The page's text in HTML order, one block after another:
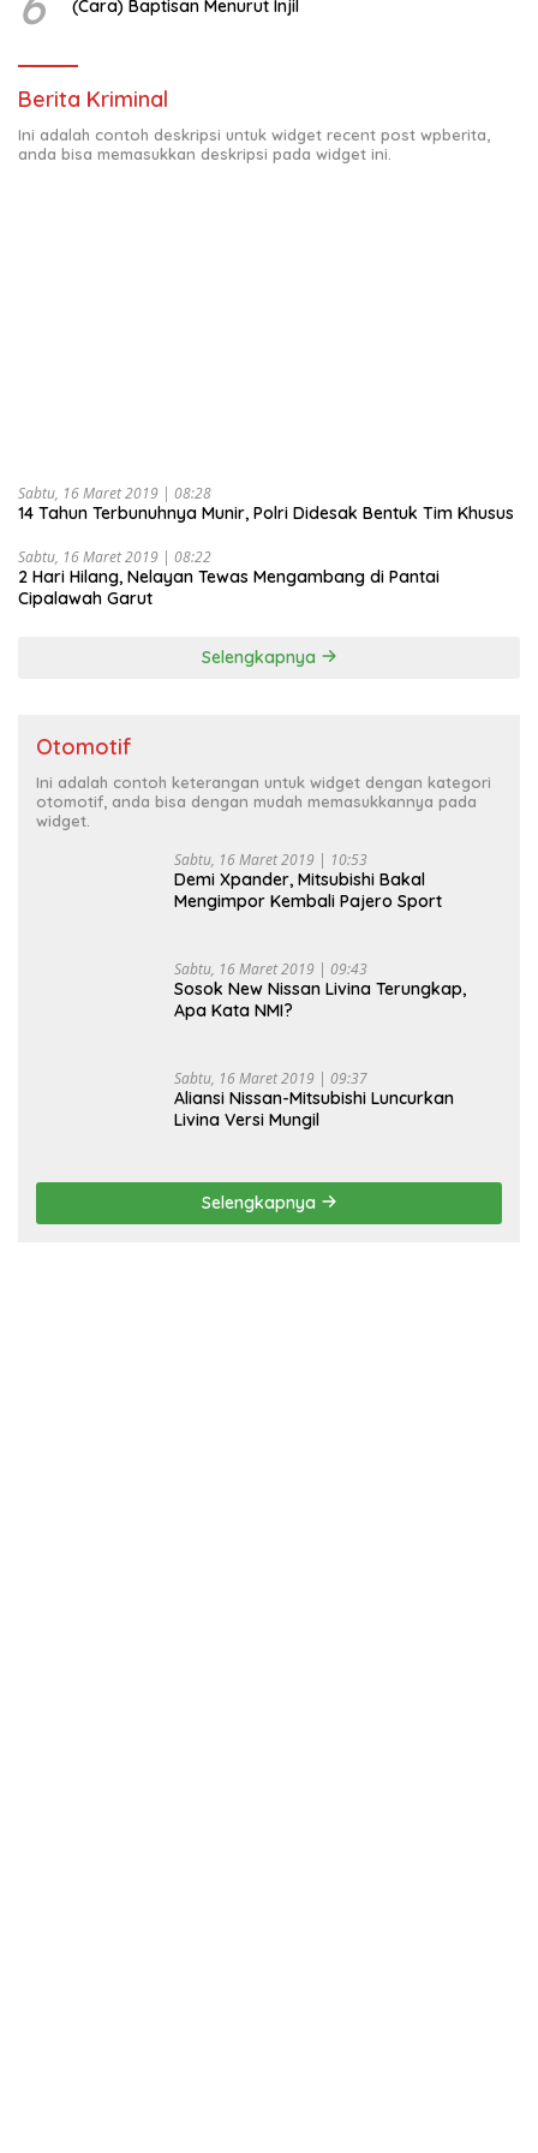
(Cara) Baptisan Menurut Injil
Berita Kriminal
Ini adalah contoh deskripsi untuk widget recent post wpberita,
anda bisa memasukkan deskripsi pada widget ini.
Sabtu, 16 Maret 2019 | 08:28
14 Tahun Terbunuhnya Munir, Polri Didesak Bentuk Tim Khusus
Sabtu, 16 Maret 2019 | 08:22
2 Hari Hilang, Nelayan Tewas Mengambang di Pantai
Cipalawah Garut
Selengkapnya
Otomotif
Ini adalah contoh keterangan untuk widget dengan kategori
otomotif, anda bisa dengan mudah memasukkannya pada
widget.
Sabtu, 16 Maret 2019 | 10:53
Demi Xpander, Mitsubishi Bakal
Mengimpor Kembali Pajero Sport
Sabtu, 16 Maret 2019 | 09:43
Sosok New Nissan Livina Terungkap,
Apa Kata NMI?
Sabtu, 16 Maret 2019 | 09:37
Aliansi Nissan-Mitsubishi Luncurkan
Livina Versi Mungil
Selengkapnya